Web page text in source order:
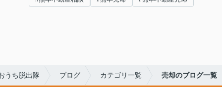
うち脱出隊 ブログ カテゴリ一覧 売却のブログ一覧